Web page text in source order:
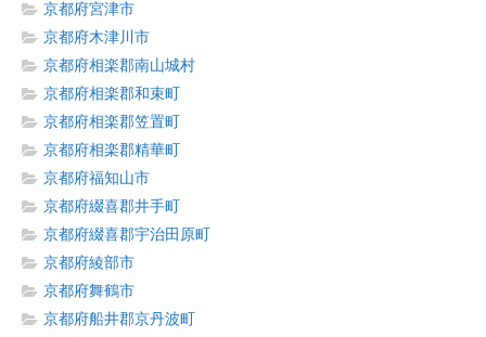
京都府宮津市
京都府木津川市
京都府相楽郡南山城村
京都府相楽郡和束町
京都府相楽郡笠置町
京都府相楽郡精華町
京都府福知山市
京都府綴喜郡井手町
京都府綴喜郡宇治田原町
京都府綾部市
京都府舞鶴市
京都府船井郡京丹波町